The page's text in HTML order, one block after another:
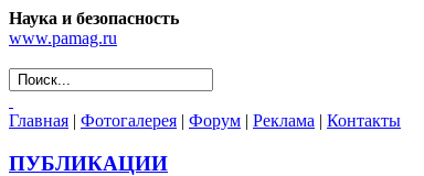
Наука и безопасность
www.pamag.ru
Главная | Фотогалерея | Форум | Реклама | Контакты
ПУБЛИКАЦИИ